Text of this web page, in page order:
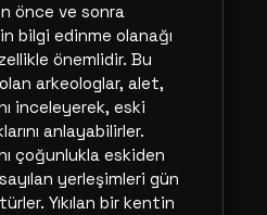
önce ve sonra
bilgi edinme olanağı
önemlidir. Bu
olan arkeologlar, alet,
inceleyerek, eski
anlayabilirler.
çoğunlukla eskiden
yerleşimleri gün
Yıkılan bir kentin